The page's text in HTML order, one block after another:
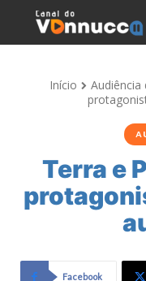
Início Audiência
Terra e
Facebook